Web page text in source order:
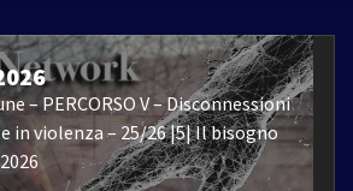
– PERCORSO V – Disconnessioni
in violenza – 25/26 |5| Il bisogno